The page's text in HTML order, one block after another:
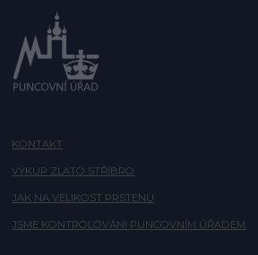
KONTAKT
VÝKUP ZLATO STŘÍBRO
JAK NA VELIKOST PRSTENU
JSME KONTROLOVÁNI PUNCOVNÍM ÚŘADEM